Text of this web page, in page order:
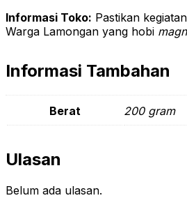
Informasi Toko: Pastikan
Warga Lamongan yang hobi
Informasi Tambahan
Berat 200 gram
Ulasan
Belum ada ulasan.